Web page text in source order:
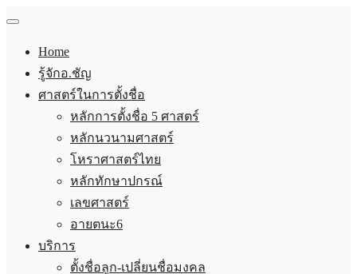
Home
รู้จักอ.ชัญ
ศาสตร์ในการตั้งชื่อ
หลักการตั้งชื่อ 5 ศาสตร์
หลักนวนามศาสตร์
โหราศาสตร์ไทย
หลักทักษาปกรณ์
เลขศาสตร์
อายตนะ6
บริการ
ตั้งชื่อลูก-เปลี่ยนชื่อมงคล